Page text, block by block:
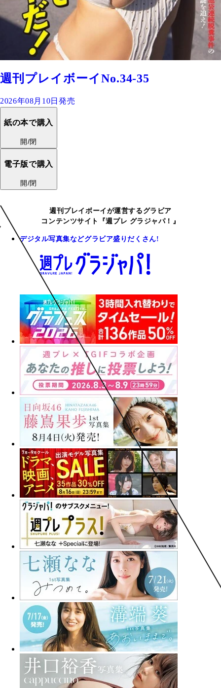
週刊プレイボーイNo.34-35
2026年08月10日発売
紙の本で購入
開/閉
電子版で購入
開/閉
週刊プレイボーイが運営するグラビア
コンテンツサイト『週プレ グラジャパ！』
デジタル写真集などグラビア盛りだくさん!